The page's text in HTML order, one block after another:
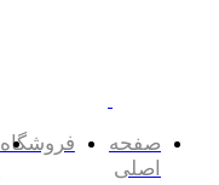
صفحه
اصلی
فروشگاه